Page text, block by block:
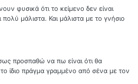
φυσικά ότι το κείμενο δεν είναι
μάλιστα. Και μάλιστα με το γνήσιο
προσπαθώ να πω είναι ότι θα
ίδιο πράγμα γραμμένο από σένα με τον